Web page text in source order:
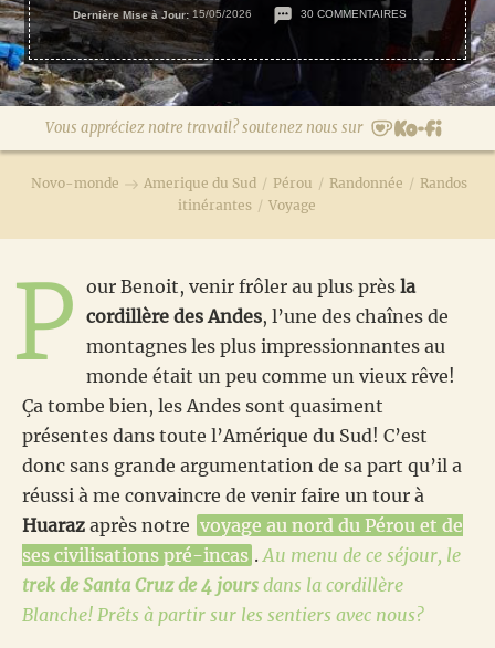
Vous appréciez notre travail? soutenez nous sur
Novo-monde Amerique du Sud / Pérou / Randonnée / Randos
itinérantes / Voyage
Dernière Mise à Jour: 15/05/2026 30 COMMENTAIRES
P our Benoit, venir frôler au plus près la
cordillère des Andes, l’une des chaînes de
montagnes les plus impressionnantes au
monde était un peu comme un vieux rêve!
Ça tombe bien, les Andes sont quasiment
présentes dans toute l’Amérique du Sud! C’est
donc sans grande argumentation de sa part qu’il a
réussi à me convaincre de venir faire un tour à
Huaraz après notre voyage au nord du Pérou et de
ses civilisations pré-incas .Au menu de ce séjour, le
trek de Santa Cruz de 4 jours dans la cordillère
Blanche! Prêts à partir sur les sentiers avec nous?